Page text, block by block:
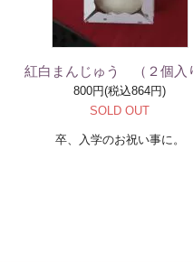
紅白まんじゅう （２個入
800円(税込864円)
SOLD OUT
卒、入学のお祝い事に。